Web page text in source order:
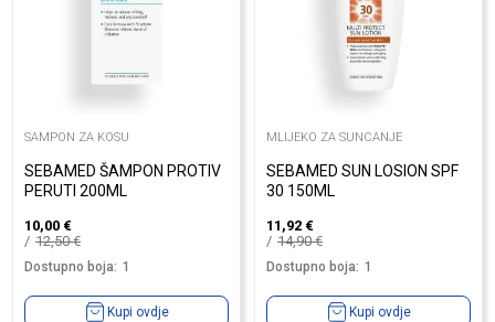
SAMPON ZA KOSU
SEBAMED ŠAMPON PROTIV
PERUTI 200ML
10,00 €
12,50€
Dostupno boja: 1
Kupi ovdje
MLIJEKO ZA SUNCANJE
SEBAMED SUN LOSION SPF
30 150ML
11,92 €
14,90€
Dostupno boja: 1
Kupi ovdje